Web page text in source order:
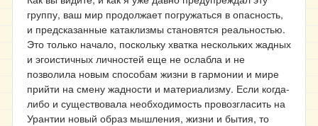
группу, ваш мир продолжает погружаться в опасность,
и предсказанные катаклизмы становятся реальностью.
Это только начало, поскольку хватка нескольких жадных
и эгоистичных личностей еще не ослабла и не
позволила новым способам жизни в гармонии и мире
прийти на смену жадности и материализму. Если когда-
либо и существовала необходимость провозгласить на
Урантии новый образ мышления, жизни и бытия, то